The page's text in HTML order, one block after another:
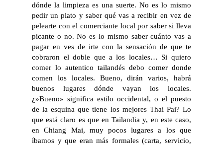
dónde la limpieza es una suerte. No es lo mismo
pedir un plato y saber qué vas a recibir en vez de
pelearte con el comerciante local por saber si lleva
picante o no. No es lo mismo saber cuánto vas a
pagar en ves de irte con la sensación de que te
cobraron el doble que a los locales… Si quiero
comer lo autentico tailandés debo comer donde
comen los locales. Bueno, dirán varios, habrá
buenos lugares dónde vayan los locales.
¿»Bueno» significa estilo occidental, o el puesto
de la esquina que tiene los mejores Thai Pai? Lo
que está claro es que en Tailandia y, en este caso,
en Chiang Mai, muy pocos lugares a los que
íbamos y que eran más formales (carta, servicio,